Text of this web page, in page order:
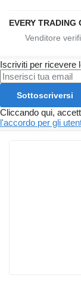
EVERY TRADING
Iscriviti per ricevere
Sottoscriversi
Cliccando qui,
l'accordo per gli